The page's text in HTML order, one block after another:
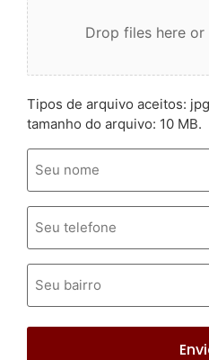
Drop files here or
Tipos de arquivo aceitos:
tamanho do arquivo: 10 MB.